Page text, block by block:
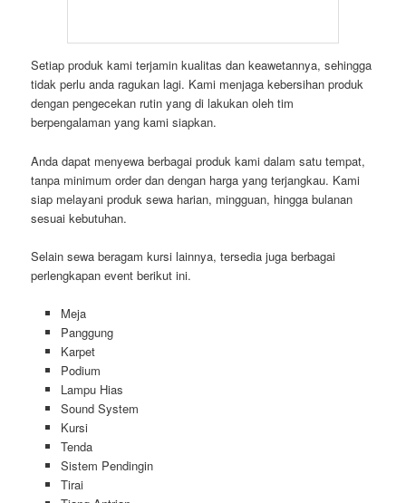
Setiap produk kami terjamin kualitas dan keawetannya, sehingga
tidak perlu anda ragukan lagi. Kami menjaga kebersihan produk
dengan pengecekan rutin yang di lakukan oleh tim
berpengalaman yang kami siapkan.
Anda dapat menyewa berbagai produk kami dalam satu tempat,
tanpa minimum order dan dengan harga yang terjangkau. Kami
siap melayani produk sewa harian, mingguan, hingga bulanan
sesuai kebutuhan.
Selain sewa beragam kursi lainnya, tersedia juga berbagai
perlengkapan event berikut ini.
Meja
Panggung
Karpet
Podium
Lampu Hias
Sound System
Kursi
Tenda
Sistem Pendingin
Tirai